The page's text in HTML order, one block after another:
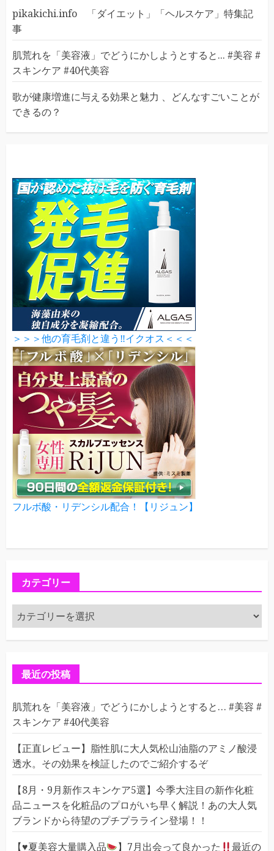
pikakichi.info 「ダイエット」「ヘルスケア」特集記
事
肌荒れを「美容液」でどうにかしようとすると... #美容 #
スキンケア #40代美容
歌が健康増進に与える効果と魅力 、どんなすごいことが
できるの？
＞＞＞他の育毛剤と違う‼イクオス＜＜＜
フルボ酸・リデンシル配合！【リジュン】
カテゴリー
カ
テ
ゴ
最近の投稿
肌荒れを「美容液」でどうにかしようとすると… #美容 #
スキンケア #40代美容
【正直レビュー】脂性肌に大人気松山油脂のアミノ酸浸
透水。その効果を検証したのでご紹介するぞ
【8月・9月新作スキンケア5選】今季大注目の新作化粧
品ニュースを化粧品のプロがいち早く解説！あの大人気
ブランドから待望のプチプラライン登場！！
【♥️夏美容大量購入品 】7月出会って良かった 最近の